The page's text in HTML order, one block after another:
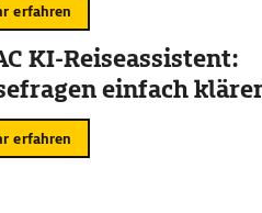
erfahren
KI-Reiseassistent:
einfach
erfahren